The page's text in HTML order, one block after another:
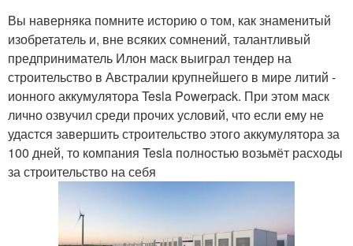
Вы наверняка помните историю о том, как знаменитый
изобретатель и, вне всяких сомнений, талантливый
предприниматель Илон маск выиграл тендер на
строительство в Австралии крупнейшего в мире литий -
ионного аккумулятора Tesla Powerpack. При этом маск
лично озвучил среди прочих условий, что если ему не
удастся завершить строительство этого аккумулятора за
100 дней, то компания Tesla полностью возьмёт расходы
за строительство на себя